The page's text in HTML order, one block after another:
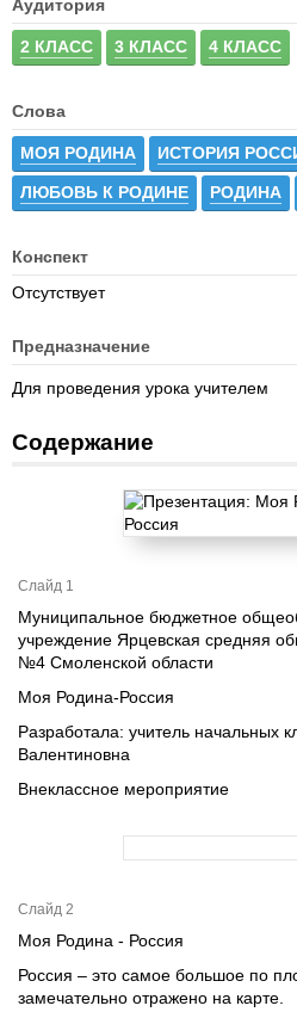
Аудитория
2 КЛАСС 3 КЛАСС 4 КЛАСС
Слова
МОЯ РОДИНА ИСТОРИЯ
ЛЮБОВЬ К РОДИНЕ РОДИНА
Конспект
Отсутствует
Предназначение
Для проведения урока учителем
Содержание
Слайд 1
Муниципальное бюджетное
учреждение Ярцевская средняя
№4 Смоленской области
Моя Родина-Россия
Разработала: учитель начальных
Валентиновна
Внеклассное мероприятие
Слайд 2
Моя Родина - Россия
Россия – это самое большое по
замечательно отражено на карте.